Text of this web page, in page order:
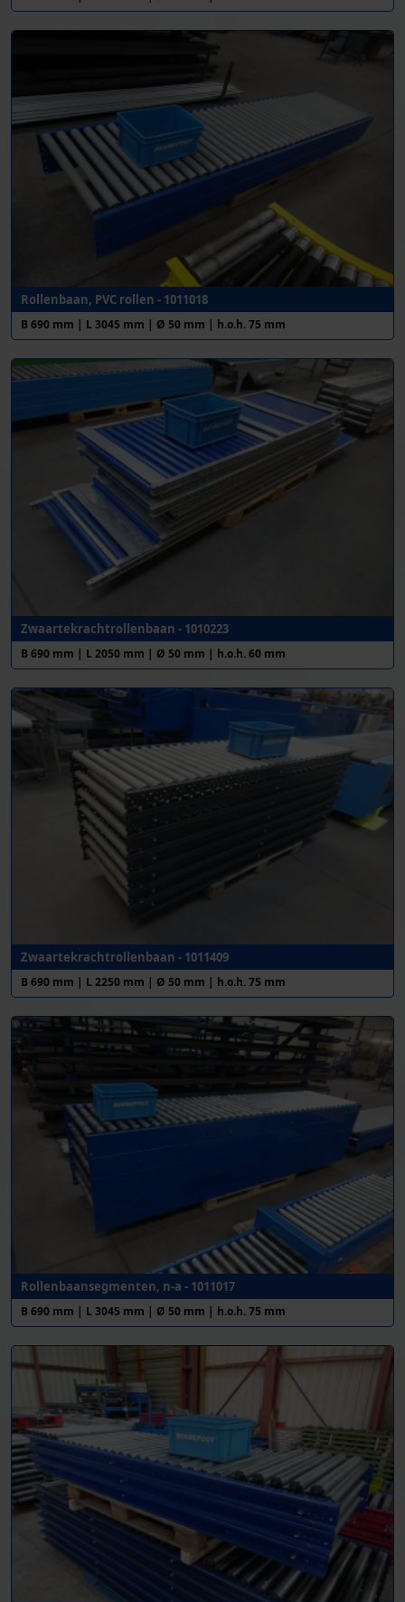
Rollenbaan, PVC rollen - 1011018
B 690 mm | L 3045 mm | Ø 50 mm | h.o.h. 75 mm
Zwaartekrachtrollenbaan - 1010223
B 690 mm | L 2050 mm | Ø 50 mm | h.o.h. 60 mm
Zwaartekrachtrollenbaan - 1011409
B 690 mm | L 2250 mm | Ø 50 mm | h.o.h. 75 mm
Rollenbaansegmenten, n-a - 1011017
B 690 mm | L 3045 mm | Ø 50 mm | h.o.h. 75 mm